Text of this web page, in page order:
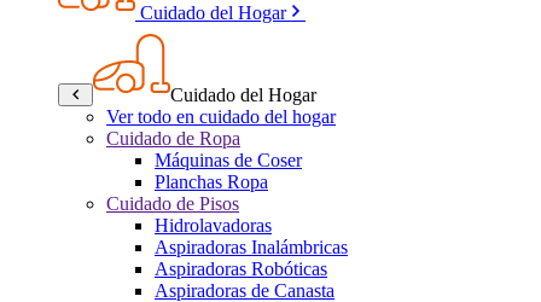
Cuidado del Hogar
Cuidado del Hogar
Ver todo en cuidado del hogar
Cuidado de Ropa
Máquinas de Coser
Planchas Ropa
Cuidado de Pisos
Hidrolavadoras
Aspiradoras Inalámbricas
Aspiradoras Robóticas
Aspiradoras de Canasta